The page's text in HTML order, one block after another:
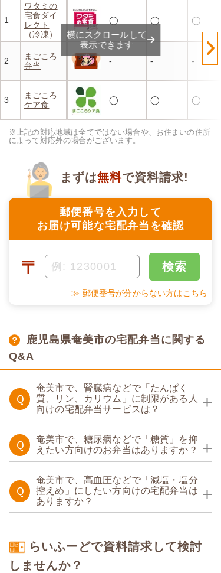
1
ワタミの
宅食ダイ
レクト
（冷凍）
◯ ◯ ◯
2
まごころ
弁当
- - -
3
まごころ
ケア食
◯ ◯ ◯
横にスクロールして
表示できます
※上記の対応地域は全てではない場合や、お住まいの住所
によって対応外の場合がございます。
郵便番号を入力して
お届け可能な宅配弁当を確認
まずは無料で資料請求!
〒 検索
≫ 郵便番号が分からない方はこちら
鹿児島県奄美市の宅配弁当に関する
Q&A
Ｑ
奄美市で、腎臓病などで「たんぱく
質、リン、カリウム」に制限がある人
向けの宅配弁当サービスは？
Ｑ
奄美市で、糖尿病などで「糖質」を抑
えたい方向けのお弁当はありますか？
Ｑ
奄美市で、高血圧などで「減塩・塩分
控えめ」にしたい方向けの宅配弁当は
ありますか？
らいふーどで資料請求して検討
しませんか？